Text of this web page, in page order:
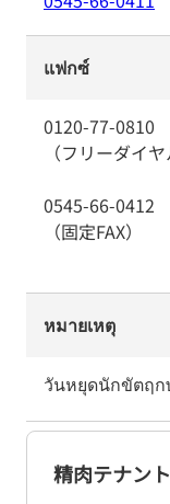
แฟกซ์
0120-77-0810
（フリーダイヤ
0545-66-0412
（固定FAX）
หมายเหตุ
วันหยุดนักขัตฤก
精肉テナント